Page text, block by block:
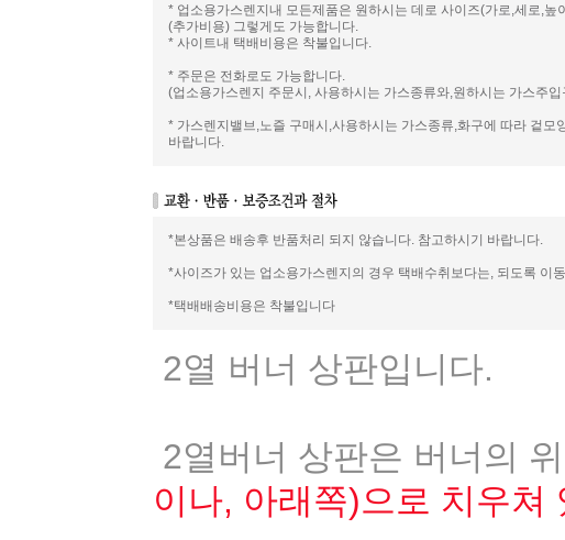
* 업소용가스렌지내 모든제품은 원하시는 데로 사이즈(가로,세로,
(추가비용) 그렇게도 가능합니다.
* 사이트내 택배비용은 착불입니다.
* 주문은 전화로도 가능합니다.
(업소용가스렌지 주문시, 사용하시는 가스종류와,원하시는 가스주
* 가스렌지밸브,노즐 구매시,사용하시는 가스종류,화구에 따라 겉
바랍니다.
*본상품은 배송후 반품처리 되지 않습니다. 참고하시기 바랍니다.
*사이즈가 있는 업소용가스렌지의 경우 택배수취보다는, 되도록 이
*택배배송비용은 착불입니다
2열 버너 상판입니다.
2열버너 상판은 버너의
이나, 아래쪽)으로 치우쳐